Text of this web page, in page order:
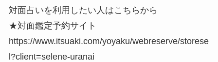
対面占いを利用したい人はこちらから
★対面鑑定予約サイト
https://www.itsuaki.com/yoyaku/webreserve/storese
l?client=selene-uranai